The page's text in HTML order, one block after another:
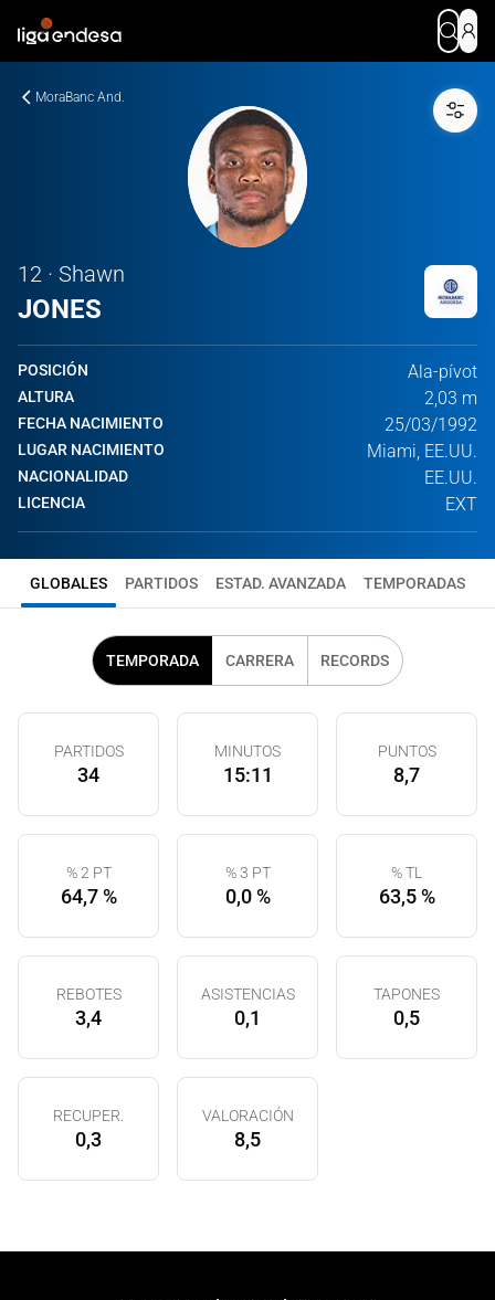
MoraBanc And.
12 · Shawn
JONES
POSICIÓN Ala-pívot
ALTURA 2,03 m
FECHA NACIMIENTO 25/03/1992
LUGAR NACIMIENTO Miami, EE.UU.
NACIONALIDAD EE.UU.
LICENCIA EXT
GLOBALES PARTIDOS ESTAD. AVANZADA TEMPORADAS
TEMPORADA CARRERA RECORDS
PARTIDOS
34
MINUTOS
15:11
PUNTOS
8,7
% 2 PT
64,7 %
% 3 PT
0,0 %
% TL
63,5 %
REBOTES
3,4
ASISTENCIAS
0,1
TAPONES
0,5
RECUPER.
0,3
VALORACIÓN
8,5